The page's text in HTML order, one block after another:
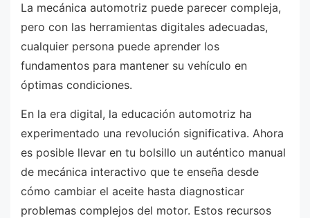
La mecánica automotriz puede parecer compleja,
pero con las herramientas digitales adecuadas,
cualquier persona puede aprender los
fundamentos para mantener su vehículo en
óptimas condiciones.
En la era digital, la educación automotriz ha
experimentado una revolución significativa. Ahora
es posible llevar en tu bolsillo un auténtico manual
de mecánica interactivo que te enseña desde
cómo cambiar el aceite hasta diagnosticar
problemas complejos del motor. Estos recursos